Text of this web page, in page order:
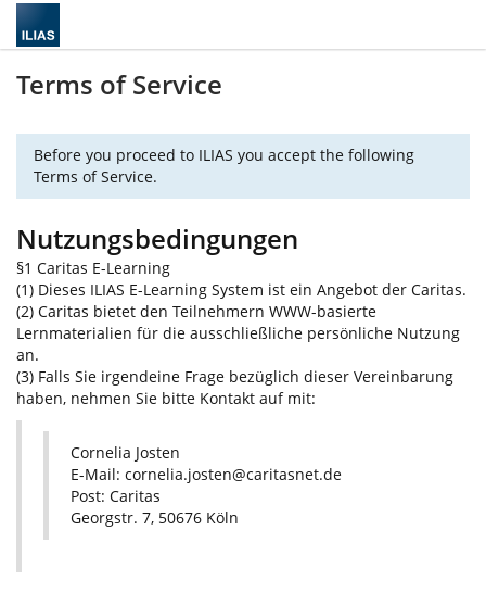
Terms of Service
Before you proceed to ILIAS you accept the following
Terms of Service.
Nutzungsbedingungen
§1 Caritas E-Learning
(1) Dieses ILIAS E-Learning System ist ein Angebot der Caritas.
(2) Caritas bietet den Teilnehmern WWW-basierte
Lernmaterialien für die ausschließliche persönliche Nutzung
an.
(3) Falls Sie irgendeine Frage bezüglich dieser Vereinbarung
haben, nehmen Sie bitte Kontakt auf mit:
Cornelia Josten
E-Mail: cornelia.josten@caritasnet.de
Post: Caritas
Georgstr. 7, 50676 Köln